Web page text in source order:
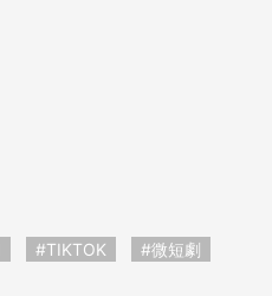
#TIKTOK #微短劇